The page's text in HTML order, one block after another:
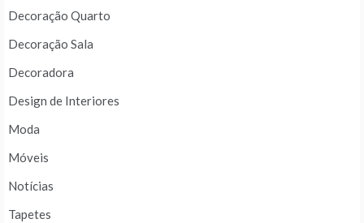
Decoração Quarto
Decoração Sala
Decoradora
Design de Interiores
Moda
Móveis
Notícias
Tapetes